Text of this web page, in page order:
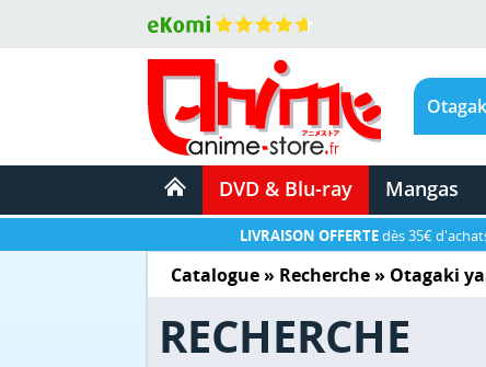
DVD & Blu-ray Mangas
LIVRAISON OFFERTEdès 35€
Catalogue» Recherche » Otagaki
RECHERCHE